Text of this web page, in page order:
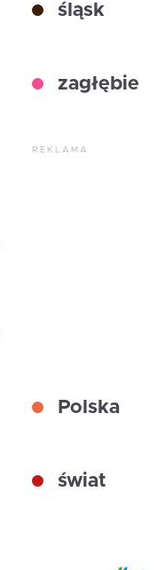
śląsk
zagłębie
REKLAMA
Polska
świat